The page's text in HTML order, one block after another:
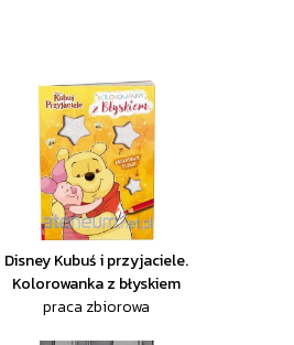
Disney Kubuś i przyjaciele.
Kolorowanka z błyskiem
praca zbiorowa